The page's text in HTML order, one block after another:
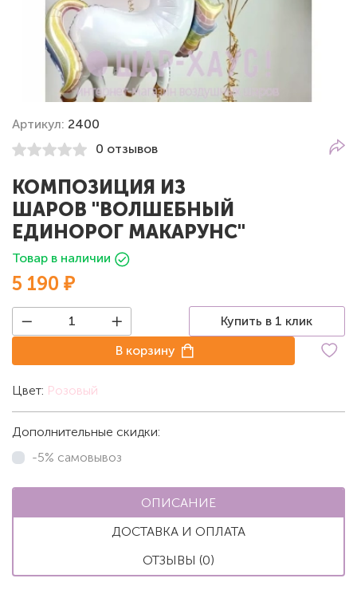
Артикул: 2400
0 отзывов
КОМПОЗИЦИЯ ИЗ
ШАРОВ "ВОЛШЕБНЫЙ
ЕДИНОРОГ МАКАРУНС"
Товар в наличии
5 190 ₽
Купить в 1 клик
В корзину
Цвет: Розовый
Дополнительные скидки:
-5% самовывоз
ОПИСАНИЕ
ДОСТАВКА И ОПЛАТА
ОТЗЫВЫ (0)